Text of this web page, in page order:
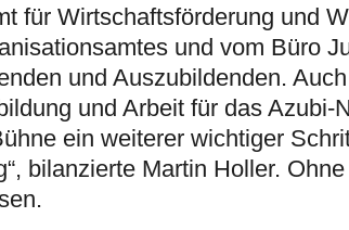
für Wirtschaftsförderung und
und vom Büro
und Auszubildenden.
und Arbeit für das Azubi-
ein weiterer wichtiger
bilanzierte Martin Holler.